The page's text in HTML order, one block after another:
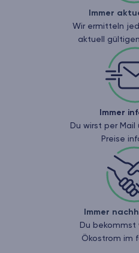
Immer
Wir ermitteln
aktuell
Immer
Du wirst per
Preise
Immer
Du bekommst
Ökostrom im